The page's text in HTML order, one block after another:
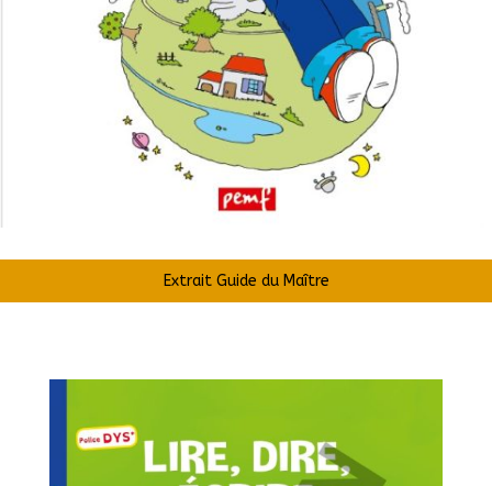
Extrait Guide du Maître